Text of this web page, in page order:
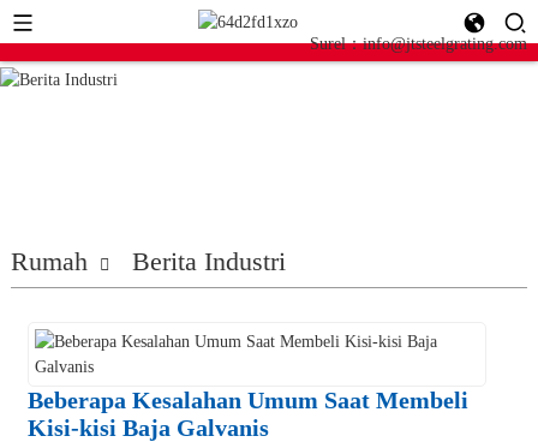
Surel：info@jtsteelgrating.com
Rumah Berita Industri
Beberapa Kesalahan Umum Saat Membeli
Kisi-kisi Baja Galvanis